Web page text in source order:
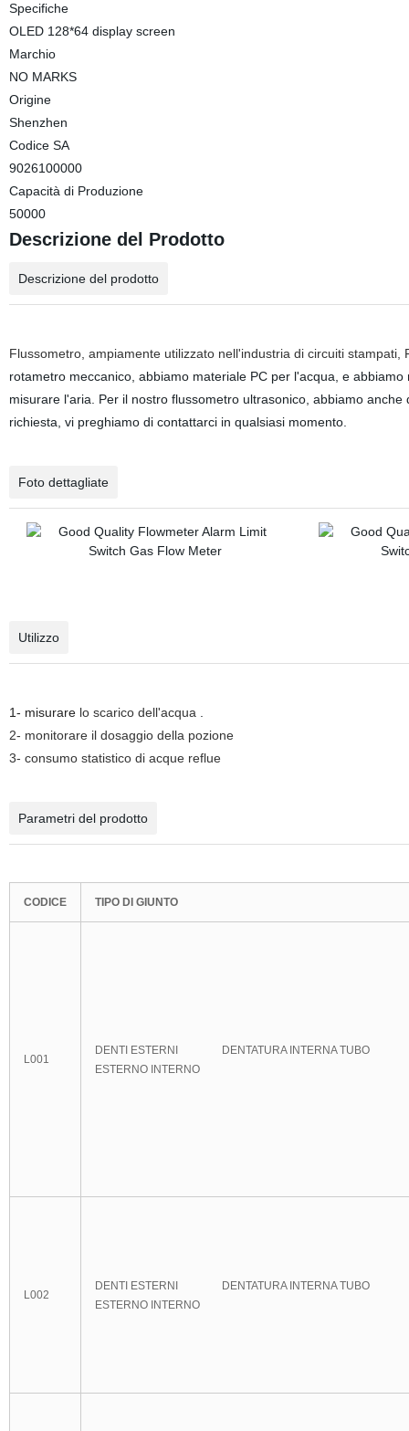
Specifiche
OLED 128*64 display screen
Marchio
NO MARKS
Origine
Shenzhen
Codice SA
9026100000
Capacità di Produzione
50000
Descrizione del Prodotto
Descrizione del prodotto
Flussometro, ampiamente utilizzato nell'industria di circuiti stampati,
rotametro meccanico, abbiamo materiale PC per l'acqua, e
misurare l'aria. Per il nostro flussometro ultrasonico, abbiamo
richiesta, vi preghiamo di contattarci in qualsiasi momento.
Foto dettagliate
Utilizzo
1- misurarelo scarico dell'acqua
2- monitorare il dosaggio della pozione
3- consumo statistico di acque reflue
Parametri del prodotto
CODICE TIPO DI GIUNTO
L001
DENTI ESTERNI DENTATURA INTERNA TUBO
ESTERNO INTERNO
L002
DENTI ESTERNI DENTATURA INTERNA TUBO
ESTERNO INTERNO